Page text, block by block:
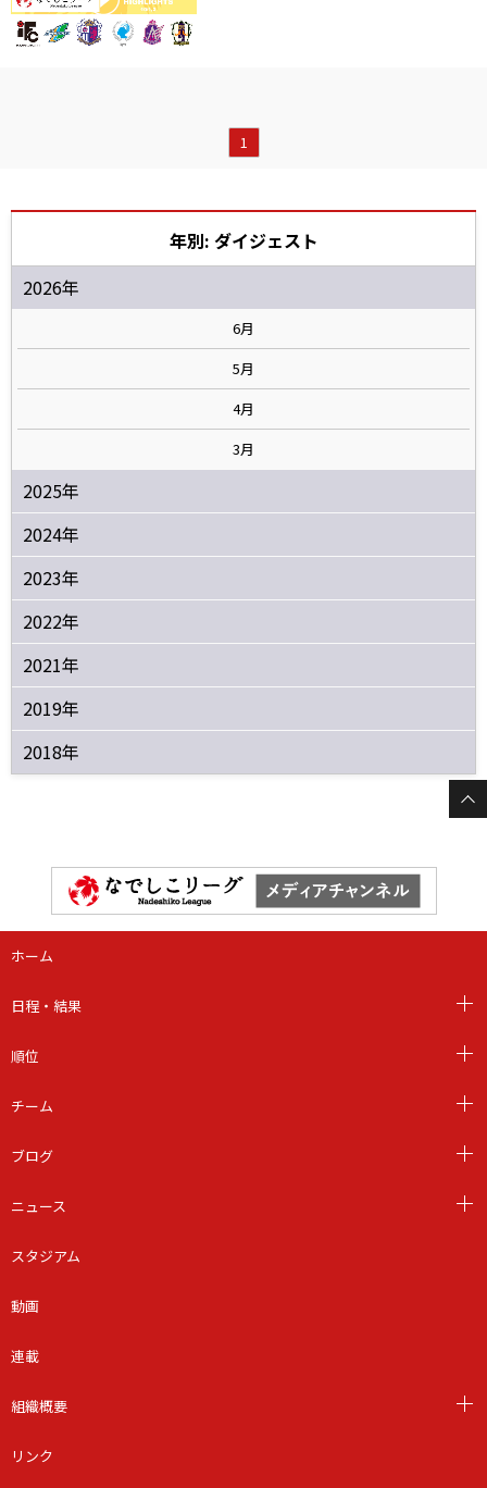
1
年別: ダイジェスト
2026年
6月
5月
4月
3月
2025年
2024年
2023年
2022年
2021年
2019年
2018年
ホーム
日程・結果
順位
チーム
ブログ
ニュース
スタジアム
動画
連載
組織概要
リンク